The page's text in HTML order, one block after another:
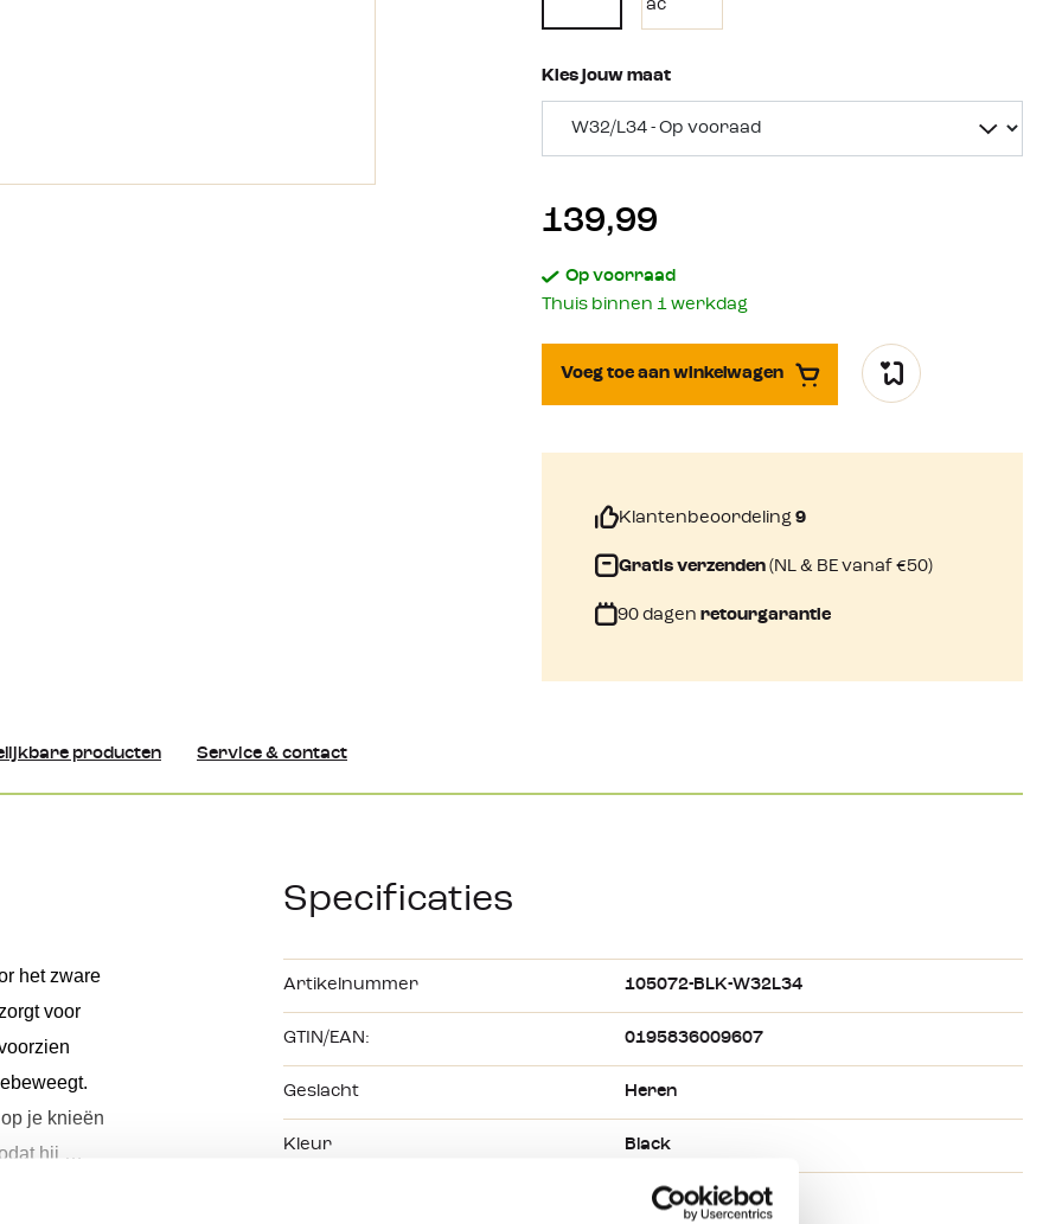
Kies jouw maat
139,99
Op voorraad
Thuis binnen 1 werkdag
Voeg toe aan winkelwagen
Klantenbeoordeling 9
Gratis verzenden (NL & BE vanaf €50)
90 dagen retourgarantie
producten Service & contact
het zware
gt voor
je knieën
hij
Specificaties
Artikelnummer 105072-BLK-W32L34
GTIN/EAN: 0195836009607
Geslacht Heren
Kleur Black
Zwart